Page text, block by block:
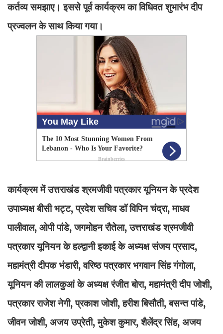
कर्तव्य समझाए। इससे पूर्व कार्यक्रम का विधिवत शुभारंभ दीप
प्रज्वलन के साथ किया गया।
कार्यक्रम में उत्तराखंड श्रमजीवी पत्रकार यूनियन के प्रदेश
उपाध्यक्ष बीसी भट्ट, प्रदेश सचिव डॉ विपिन चंद्रा, माधव
पालीवाल, ओपी पांडे, जगमोहन रौतेला, उत्तराखंड श्रमजीवी
पत्रकार यूनियन के हल्द्वानी इकाई के अध्यक्ष संजय प्रसाद,
महामंत्री दीपक भंडारी, वरिष्ठ पत्रकार भगवान सिंह गंगोला,
यूनियन की लालकुआं के अध्यक्ष रंजीत बोरा, महामंत्री दीप जोशी,
पत्रकार राजेश नेगी, प्रकाश जोशी, हरीश बिसौती, बसन्त पांडे,
जीवन जोशी, अजय उप्रेती, मुकेश कुमार, शैलेंद्र सिंह, अजय